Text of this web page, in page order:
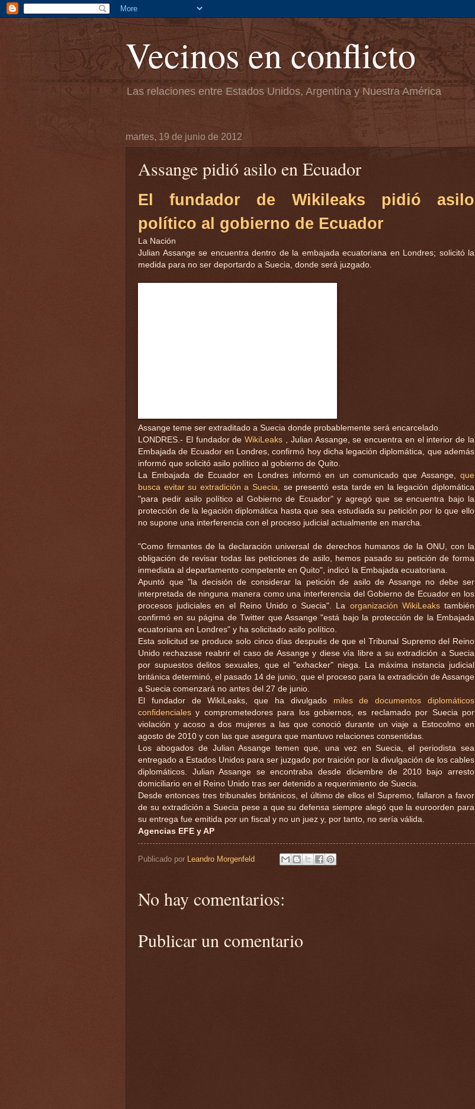
Vecinos en conflicto
Las relaciones entre Estados Unidos, Argentina y Nuestra América
martes, 19 de junio de 2012
Assange pidió asilo en Ecuador
El fundador de Wikileaks pidió asilo
político al gobierno de Ecuador
La Nación
Julian Assange se encuentra dentro de la embajada ecuatoriana en Londres; solicitó la
medida para no ser deportardo a Suecia, donde será juzgado.
Assange teme ser extraditado a Suecia donde probablemente será encarcelado.
LONDRES.- El fundador deWikiLeaks , Julian Assange, se encuentra en el interior de la
Embajada de Ecuador en Londres, confirmó hoy dicha legación diplomática, que además
informó que solicitó asilo político al gobierno de Quito.
La Embajada de Ecuador en Londres informó en un comunicado que Assange, que
busca evitar su extradición a Suecia,
se presentó esta tarde en la legación diplomática
"para pedir asilo político al Gobierno de Ecuador" y agregó que se encuentra bajo la
protección de la legación diplomática hasta que sea estudiada su petición por lo que ello
no supone una interferencia con el proceso judicial actualmente en marcha.
"Como firmantes de la declaración universal de derechos humanos de la ONU, con la
obligación de revisar todas las peticiones de asilo, hemos pasado su petición de forma
inmediata al departamento competente en Quito", indicó la Embajada ecuatoriana.
Apuntó que "la decisión de considerar la petición de asilo de Assange no debe ser
interpretada de ninguna manera como una interferencia del Gobierno de Ecuador en los
procesos judiciales en el Reino Unido o Suecia". La organización WikiLeakstambién
confirmó en su página de Twitter que Assange "está bajo la protección de la Embajada
ecuatoriana en Londres" y ha solicitado asilo político.
Esta solicitud se produce solo cinco días después de que el Tribunal Supremo del Reino
Unido rechazase reabrir el caso de Assange y diese vía libre a su extradición a Suecia
por supuestos delitos sexuales, que el "exhacker" niega. La máxima instancia judicial
británica determinó, el pasado 14 de junio, que el proceso para la extradición de Assange
a Suecia comenzará no antes del 27 de junio.
El fundador de WikiLeaks, que ha divulgado miles de documentos diplomáticos
confidenciales y comprometedores para los gobiernos, es reclamado por Suecia por
violación y acoso a dos mujeres a las que conoció durante un viaje a Estocolmo en
agosto de 2010 y con las que asegura que mantuvo relaciones consentidas.
Los abogados de Julian Assange temen que, una vez en Suecia, el periodista sea
entregado a Estados Unidos para ser juzgado por traición por la divulgación de los cables
diplomáticos. Julian Assange se encontraba desde diciembre de 2010 bajo arresto
domiciliario en el Reino Unido tras ser detenido a requerimiento de Suecia.
Desde entonces tres tribunales británicos, el último de ellos el Supremo, fallaron a favor
de su extradición a Suecia pese a que su defensa siempre alegó que la euroorden para
su entrega fue emitida por un fiscal y no un juez y, por tanto, no sería válida.
Agencias EFE y AP
Publicado por Leandro Morgenfeld
No hay comentarios:
Publicar un comentario